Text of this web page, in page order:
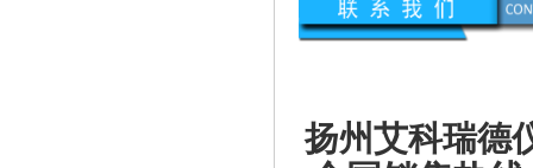
扬州艾科瑞德